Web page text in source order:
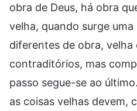
obra de Deus, há obra
velha, quando surge
diferentes de obra, velha
contraditórios, mas
passo segue-se ao
as coisas velhas devem,